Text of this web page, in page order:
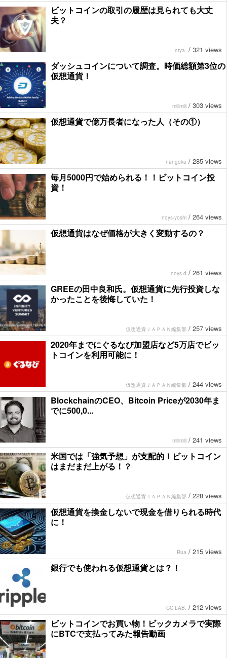
ビットコインの取引の履歴は見られても大丈
夫？
otya. / 321 views
ダッシュコインについて調査。時価総額第3位の
仮想通貨！
milimili / 303 views
仮想通貨で億万長者になった人（その①）
nangoku / 285 views
毎月5000円で始められる！！ビットコイン投
資！
noys-yoshi / 264 views
仮想通貨はなぜ価格が大きく変動するの？
noys.d / 261 views
GREEの田中良和氏。仮想通貨に先行投資しな
かったことを後悔していた！
仮想通貨ＪＡＰＡＮ編集部 / 257 views
2020年までにぐるなび加盟店など5万店でビッ
トコインを利用可能に！
仮想通貨ＪＡＰＡＮ編集部 / 244 views
BlockchainのCEO、Bitcoin Priceが2030年ま
でに500,0...
milimili / 241 views
米国では「強気予想」が支配的！ビットコイン
はまだまだ上がる！？
仮想通貨ＪＡＰＡＮ編集部 / 228 views
仮想通貨を換金しないで現金を借りられる時代
に！
Rua / 215 views
銀行でも使われる仮想通貨とは？！
CC LAB. / 212 views
ビットコインでお買い物！ビックカメラで実際
にBTCで支払ってみた報告動画